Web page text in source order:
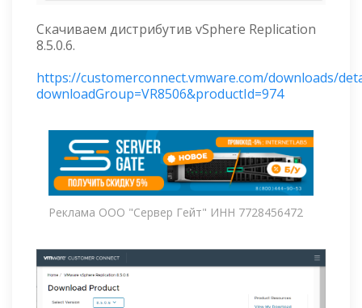
Скачиваем дистрибутив vSphere Replication
8.5.0.6.
https://customerconnect.vmware.com/downloads/
downloadGroup=VR8506&productId=974
Реклама ООО "Сервер Гейт" ИНН 7728456472